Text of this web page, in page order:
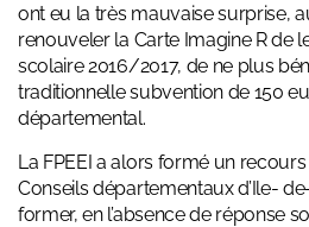
ont eu la très mauvaise surprise,
renouveler la Carte Imagine R de
scolaire 2016/2017, de ne plus
traditionnelle subvention de 150
départemental.
La FPEEI a alors formé un
Conseils départementaux d’Ile-
former, en l’absence de réponse